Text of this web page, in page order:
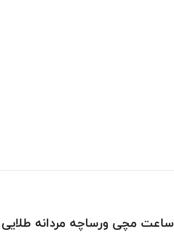
ساعت مچی ورساچه مردانه طلایی 9876 Versace